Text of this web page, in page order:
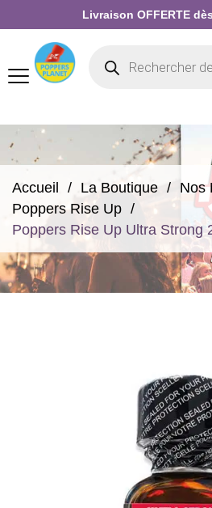
Livraison OFFERTE
Accueil La Boutique
Nos
Poppers Rise Up
Poppers Rise Up Ultra Strong